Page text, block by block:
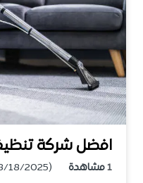
افضل شركة
1مشاهدة
(8/18/2025)